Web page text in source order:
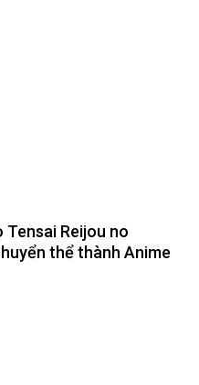
Reijou no
thể thành Anime